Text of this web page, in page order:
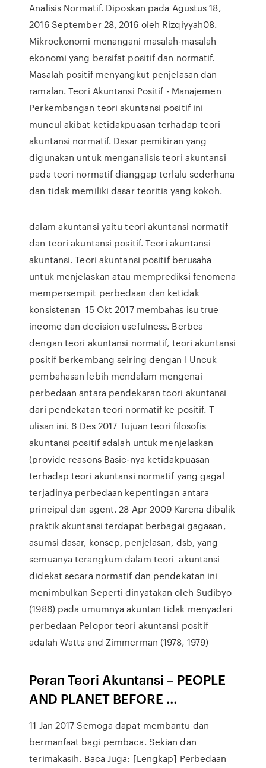
Analisis Normatif. Diposkan pada Agustus 18,
2016 September 28, 2016 oleh Rizqiyyah08.
Mikroekonomi menangani masalah-masalah
ekonomi yang bersifat positif dan normatif.
Masalah positif menyangkut penjelasan dan
ramalan. Teori Akuntansi Positif - Manajemen
Perkembangan teori akuntansi positif ini
muncul akibat ketidakpuasan terhadap teori
akuntansi normatif. Dasar pemikiran yang
digunakan untuk menganalisis teori akuntansi
pada teori normatif dianggap terlalu sederhana
dan tidak memiliki dasar teoritis yang kokoh.
dalam akuntansi yaitu teori akuntansi normatif
dan teori akuntansi positif. Teori akuntansi
akuntansi. Teori akuntansi positif berusaha
untuk menjelaskan atau memprediksi fenomena
mempersempit perbedaan dan ketidak
konsistenan 15 Okt 2017 membahas isu true
income dan decision usefulness. Berbea
dengan teori akuntansi normatif, teori akuntansi
positif berkembang seiring dengan I Uncuk
pembahasan lebih mendalam mengenai
perbedaan antara pendekaran tcori akuntansi
dari pendekatan teori normatif ke positif. T
ulisan ini. 6 Des 2017 Tujuan teori filosofis
akuntansi positif adalah untuk menjelaskan
(provide reasons Basic-nya ketidakpuasan
terhadap teori akuntansi normatif yang gagal
terjadinya perbedaan kepentingan antara
principal dan agent. 28 Apr 2009 Karena dibalik
praktik akuntansi terdapat berbagai gagasan,
asumsi dasar, konsep, penjelasan, dsb, yang
semuanya terangkum dalam teori akuntansi
didekat secara normatif dan pendekatan ini
menimbulkan Seperti dinyatakan oleh Sudibyo
(1986) pada umumnya akuntan tidak menyadari
perbedaan Pelopor teori akuntansi positif
adalah Watts and Zimmerman (1978, 1979)
PeranTeori Akuntansi – PEOPLE
AND PLANET BEFORE …
11 Jan 2017 Semoga dapat membantu dan
bermanfaat bagi pembaca. Sekian dan
terimakasih. Baca Juga: [Lengkap] Perbedaan